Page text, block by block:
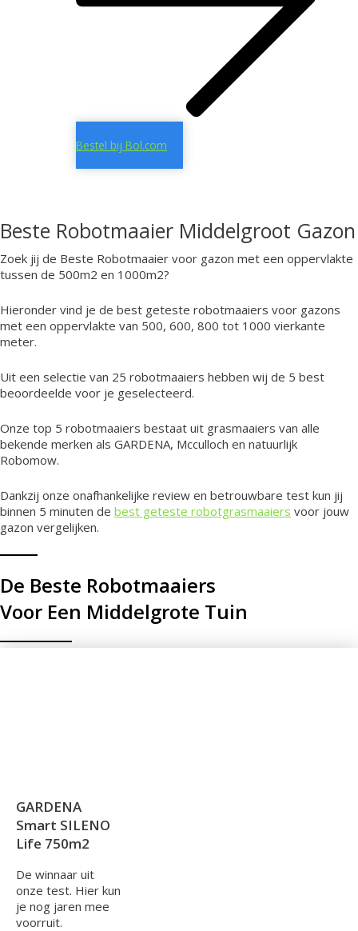
Bestel bij Bol.com
Beste Robotmaaier Middelgroot Gazon
Zoek jij de Beste Robotmaaier voor gazon met een oppervlakte
tussen de 500m2 en 1000m2?
Hieronder vind je de best geteste robotmaaiers voor gazons
met een oppervlakte van 500, 600, 800 tot 1000 vierkante
meter.
Uit een selectie van 25 robotmaaiers hebben wij de 5 best
beoordeelde voor je geselecteerd.
Onze top 5 robotmaaiers bestaat uit grasmaaiers van alle
bekende merken als GARDENA, Mcculloch en natuurlijk
Robomow.
Dankzij onze onafhankelijke review en betrouwbare test kun jij
binnen 5 minuten de best geteste robotgrasmaaiers voor jouw
gazon vergelijken.
De Beste Robotmaaiers
Voor Een Middelgrote Tuin
GARDENA
Smart SILENO
Life 750m2
De winnaar uit
onze test. Hier kun
je nog jaren mee
voorruit.